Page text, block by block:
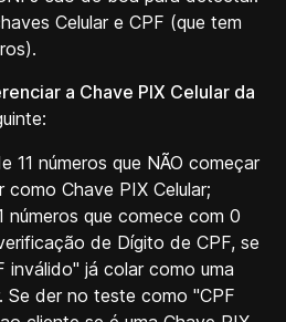
Celular e CPF (que tem
a Chave PIX Celular da
11 números que NÃO começar
como Chave PIX Celular;
números que comece com 0
de Dígito de CPF, se
inválido" já colar como uma
Se der no teste como "CPF